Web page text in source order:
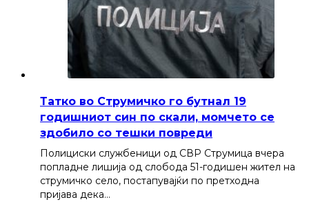
Татко во Струмичко го бутнал 19
годишниот син по скали, момчето се
здобило со тешки повреди
Полициски службеници од СВР Струмица вчера
попладне лишија од слобода 51-годишен жител на
струмичко село, постапувајќи по претходна
пријава дека…